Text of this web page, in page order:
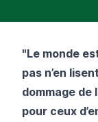
"Le monde
pas n’en
dommage de
pour ceux